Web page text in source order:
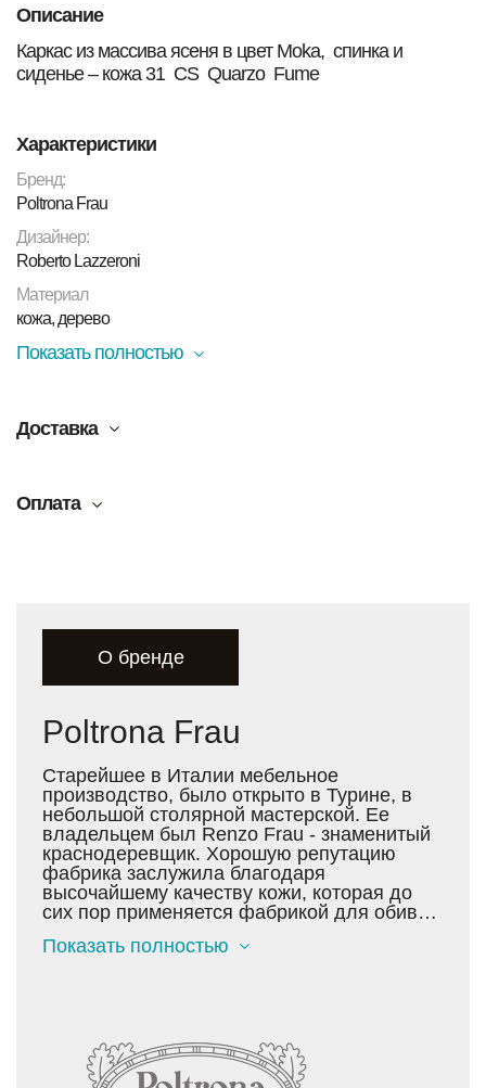
Описание
Каркас из массива ясеня в цвет Moka, спинка и
сиденье – кожа 31 CS Quarzo Fume
Характеристики
Бренд:
Poltrona Frau
Дизайнер:
Roberto Lazzeroni
Материал
кожа, дерево
Показать полностью
Доставка
Оплата
О бренде
Poltrona Frau
Старейшее в Италии мебельное
производство, было открыто в Турине, в
небольшой столярной мастерской. Ее
владельцем был Renzo Frau - знаменитый
краснодеревщик. Хорошую репутацию
фабрика заслужила благодаря
высочайшему качеству кожи, которая до
сих пор применяется фабрикой для обивки
Pelle Frau® Color System - это лучшее
Уже в начале 20 века продукция фабрики,
что переводится как «кресло Фрау»,
Показать полностью